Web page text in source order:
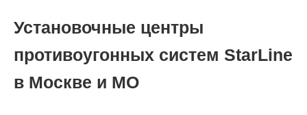
Установочные центры
противоугонных систем StarLine
в Москве и МО